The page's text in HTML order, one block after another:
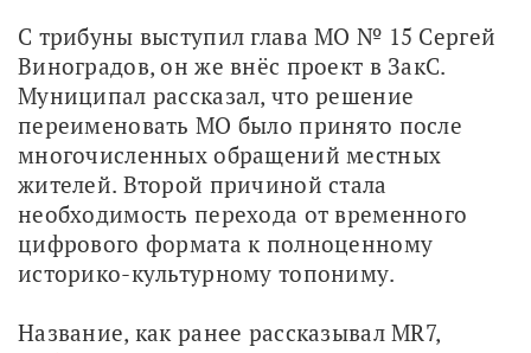
С трибуны выступил глава МО № 15 Сергей
Виноградов, он же внёс проект в ЗакС.
Муниципал рассказал, что решение
переименовать МО было принято после
многочисленных обращений местных
жителей. Второй причиной стала
необходимость перехода от временного
цифрового формата к полноценному
историко-культурному топониму.